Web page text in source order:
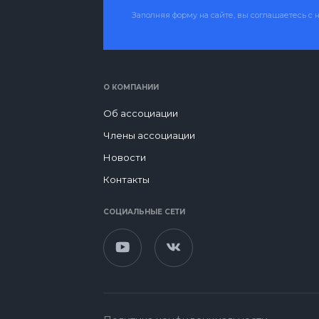
Заполняя форму на сайте, вы соглашаетесь
О КОМПАНИИ
Об ассоциации
Члены ассоциации
Новости
Контакты
СОЦИАЛЬНЫЕ СЕТИ